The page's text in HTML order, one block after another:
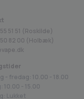
51 51 (Roskilde)
82 00 (Holbæk)
- fredag: 10.00 - 18.00
10.00 - 15.00
Lukket